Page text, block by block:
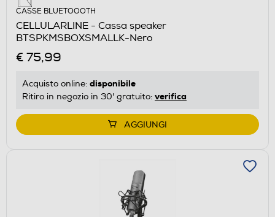
CASSE BLUETOOOTH
CELLULARLINE - Cassa speaker
BTSPKMSBOXSMALLK-Nero
€ 75,99
Acquisto online: disponibile
Ritiro in negozio in 30' gratuito: verifica
AGGIUNGI